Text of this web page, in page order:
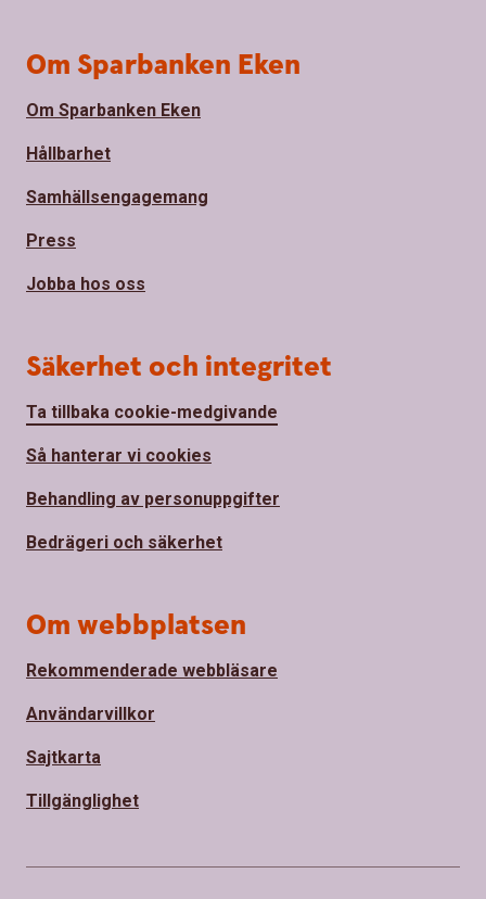
Om Sparbanken Eken
Om Sparbanken Eken
Hållbarhet
Samhällsengagemang
Press
Jobba hos oss
Säkerhet och integritet
Ta tillbaka cookie-medgivande
Så hanterar vi cookies
Behandling av personuppgifter
Bedrägeri och säkerhet
Om webbplatsen
Rekommenderade webbläsare
Användarvillkor
Sajtkarta
Tillgänglighet